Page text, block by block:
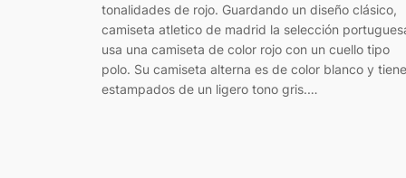
tonalidades de rojo. Guardando un diseño clásico,
camiseta atletico de madrid la selección
usa una camiseta de color rojo con un cuello tipo
polo. Su camiseta alterna es de color blanco y tiene
estampados de un ligero tono gris.…